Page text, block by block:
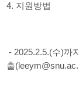
4. 지원방법
- 2025.2.5.(수)까
출